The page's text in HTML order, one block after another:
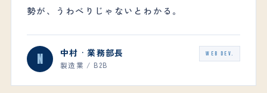
勢が、うわべりじゃないとわかる。
N 中村 · 業務部長
製造業 / B2B
WEB DEV.